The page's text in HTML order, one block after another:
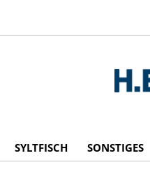
SYLTFISCH SONSTIGES